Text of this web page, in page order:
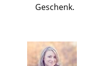
Geschenk.